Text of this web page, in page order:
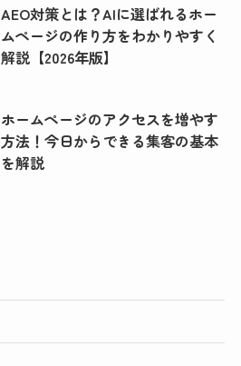
AEO対策とは？AIに選ばれるホー
ムページの作り方をわかりやすく
解説【2026年版】
ホームページのアクセスを増やす
方法！今日からできる集客の基本
を解説